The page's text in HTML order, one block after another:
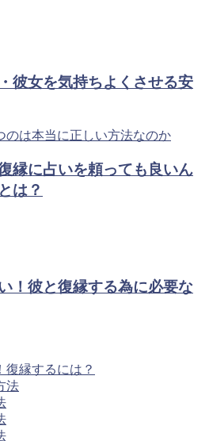
彼女を気持ちよくさせる安
縁に占いを頼っても良いん
は？
！彼と復縁する為に必要な
復縁するには？
法